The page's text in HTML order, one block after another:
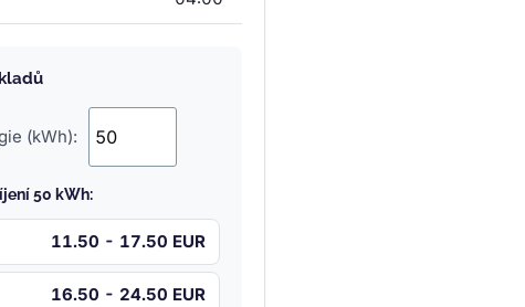
(kWh):
50 kWh:
11.50 - 17.50 EUR
16.50 - 24.50 EUR